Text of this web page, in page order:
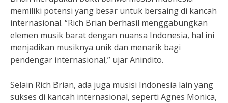
memiliki potensi yang besar untuk bersaing di kancah
internasional. “Rich Brian berhasil menggabungkan
elemen musik barat dengan nuansa Indonesia, hal ini
menjadikan musiknya unik dan menarik bagi
pendengar internasional,” ujar Anindito.
Selain Rich Brian, ada juga musisi Indonesia lain yang
sukses di kancah internasional, seperti Agnes Monica,